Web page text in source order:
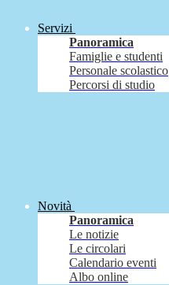
Servizi
Panoramica
Famiglie e studenti
Personale scolastico
Percorsi di studio
Novità
Panoramica
Le notizie
Le circolari
Calendario eventi
Albo online